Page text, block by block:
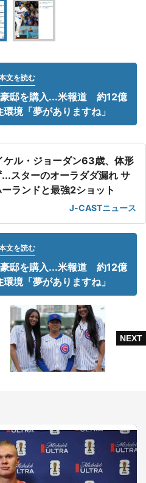
文を読む
邸を購入...米報道 約12億
境「夢がありますね」
ケル・ジョーダン63歳、体形
...スターのオーラダダ漏れ サ
ランドと最強2ショット
J-CASTニュース
文を読む
邸を購入...米報道 約12億
境「夢がありますね」